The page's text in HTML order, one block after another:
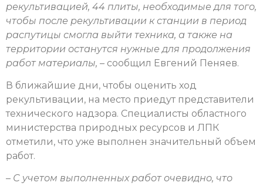
рекультивацией, 44 плиты, необходимые для того,
чтобы после рекультивации к станции в период
распутицы смогла выйти техника, а также на
территории останутся нужные для продолжения
работ материалы, – сообщил Евгений Пеняев.
В ближайшие дни, чтобы оценить ход
рекультивации, на место приедут представители
технического надзора. Специалисты областного
министерства природных ресурсов и ЛПК
отметили, что уже выполнен значительный объем
работ.
– С учетом выполненных работ очевидно, что